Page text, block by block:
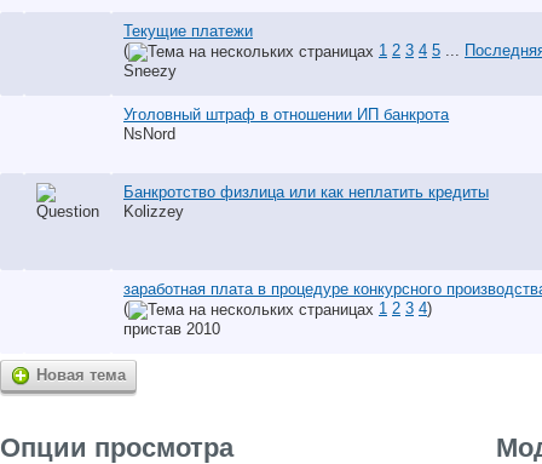
Текущие платежи
(
1 2 3 4 5 ...
Sneezy
Уголовный штраф в отношении ИП банкрота
NsNord
Банкротство физлица или как неплатить кредиты
Kolizzey
заработная плата в процедуре конкурсного
(
1 2 3 4)
пристав 2010
Новая тема
Опции просмотра